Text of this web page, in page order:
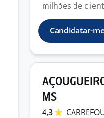
milhões de
Candidatar-me
MS
4,3